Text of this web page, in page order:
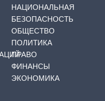
НАЦИОНАЛЬНАЯ
БЕЗОПАСНОСТЬ
ОБЩЕСТВО
ПОЛИТИКА
ПРАВО
ФИНАНСЫ
ЭКОНОМИКА